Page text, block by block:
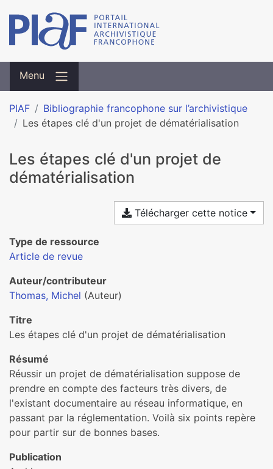
Menu
PIAF
Bibliographie francophone sur l’archivistique
Les étapes clé d'un projet de dématérialisation
Les étapes clé d'un projet de
dématérialisation
Télécharger cette notice
Type de ressource
Article de revue
Auteur/contributeur
Thomas, Michel (Auteur)
Titre
Les étapes clé d'un projet de dématérialisation
Résumé
Réussir un projet de dématérialisation suppose de
prendre en compte des facteurs très divers, de
l'existant documentaire au réseau informatique, en
passant par la réglementation. Voilà six points repère
pour partir sur de bonnes bases.
Publication